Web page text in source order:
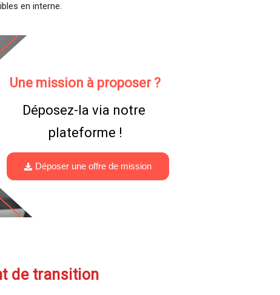
en interne.
Déposer une offre de mission
Déposez-la via notre
plateforme !
Une mission à proposer ?
de transition